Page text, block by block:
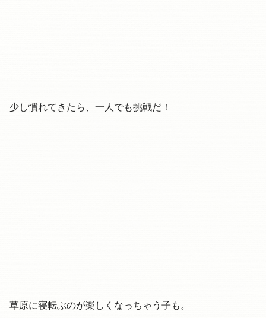
少し慣れてきたら、一人でも挑戦だ！
草原に寝転ぶのが楽しくなっちゃう子も。